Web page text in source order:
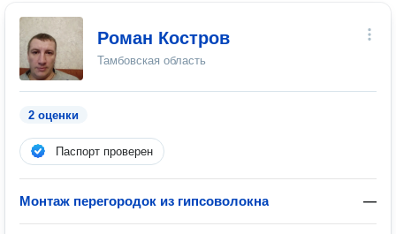
Роман Костров
Тамбовская область
2 оценки
Паспорт проверен
Монтаж перегородок из гипсоволокна —